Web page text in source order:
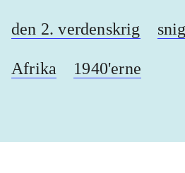
den 2. verdenskrig
Afrika 1940'erne